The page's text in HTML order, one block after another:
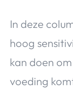
Food & Drinks
In deze
hoog
kan doen
voeding